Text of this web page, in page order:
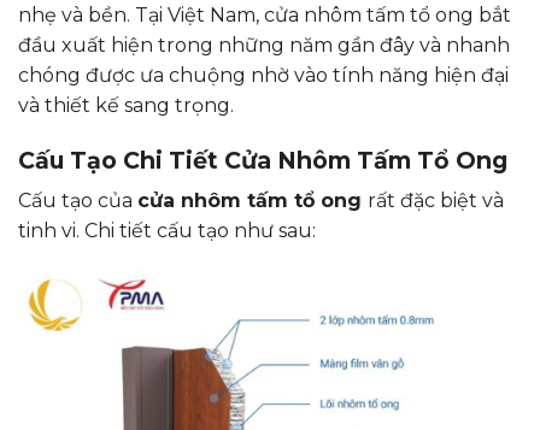
nhẹ và bền. Tại Việt Nam, cửa nhôm tấm tổ ong bắt
đầu xuất hiện trong những năm gần đây và nhanh
chóng được ưa chuộng nhờ vào tính năng hiện đại
và thiết kế sang trọng.
Cấu Tạo Chi Tiết Cửa Nhôm Tấm Tổ Ong
Cấu tạo của cửa nhôm tấm tổ ong rất đặc biệt và
tinh vi. Chi tiết cấu tạo như sau: